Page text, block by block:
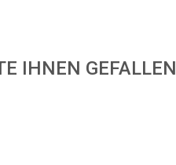
IHNEN GEFALLEN